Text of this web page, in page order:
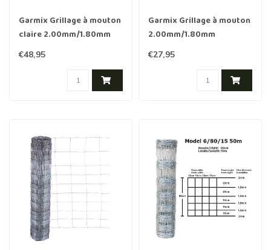
Garmix Grillage à mouton
claire 2.00mm/1.80mm
120cm-10-30cm 50m
Galvanisée
€48,95
Garmix Grillage à mouton
2.00mm/1.80mm
80cm/6/30cm 50m
galvanisé
€27,95